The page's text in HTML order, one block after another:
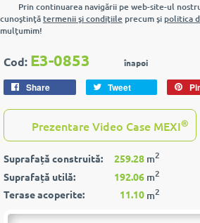
Prin continuarea navigării pe web-site-ul
cunoştinţătermenii şi condiţiile precum şi politica
mulţumim!
Cod: E3-0853 înapoi
Share Tweet
Prezentare Video Case MEXI®
Suprafață construită: 259.28 m2
Suprafață utilă: 192.06 m2
Terase acoperite: 11.10 m2